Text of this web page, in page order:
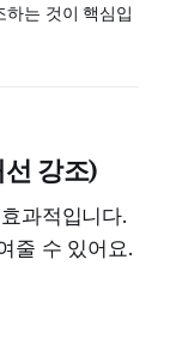
는 것이 핵심입
강조)
과적입니다.
줄 수 있어요.